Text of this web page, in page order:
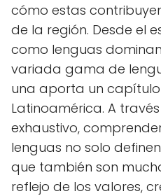
cómo estas
de la región. Desde el
como lenguas
variada gama de
una aporta un
Latinoamérica. A
exhaustivo,
lenguas no solo
que también son
reflejo de los valores,